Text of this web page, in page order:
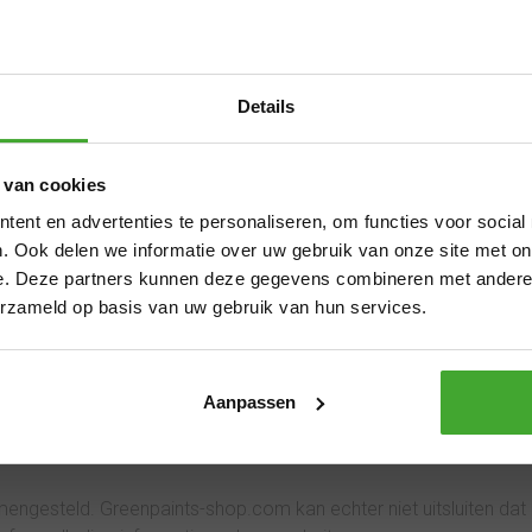
Details
cookies
en advertenties te personaliseren, om functies voor social
Ook delen we informatie over uw gebruik van onze site met
Deze partners kunnen deze gegevens combineren met
op basis van uw gebruik van hun services.
Aanpassen
7 dagen naar ons terug.
uw bankrekeningnummer te vermelden waarop wij het
u binnen enkele werkdagen hiervan de bevestiging.
en speciaal op kleur gemaakte producten!
enige schade, zowel lichamelijk, materieel of immaterieel,
Greenpaints-shop.com kan echter niet uitsluiten
Aangepaste
Van 29 juli t/m 7 augustus zijn wij
12.00 uur? Dan verzenden we
dan kan de levertijd iets langer
fijne zomer!
Thanks